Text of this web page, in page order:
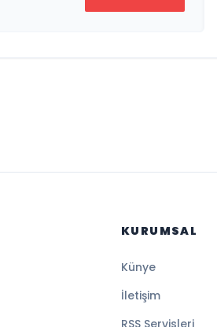
KURUMSAL
Künye
İletişim
RSS Servisleri